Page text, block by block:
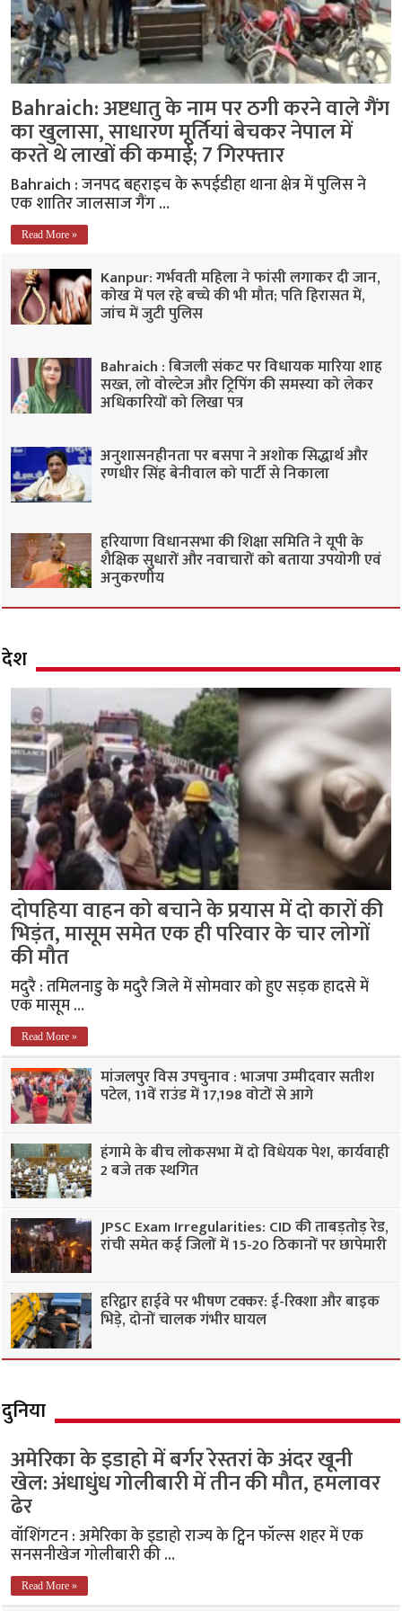
Bahraich: अष्टधातु के नाम पर ठगी करने वाले गैंग
का खुलासा, साधारण मूर्तियां बेचकर नेपाल में
करते थे लाखों की कमाई; 7 गिरफ्तार
Bahraich : जनपद बहराइच के रूपईडीहा थाना क्षेत्र में पुलिस ने
एक शातिर जालसाज गैंग …
Read More »
Kanpur: गर्भवती महिला ने फांसी लगाकर दी जान,
कोख में पल रहे बच्चे की भी मौत; पति हिरासत में,
जांच में जुटी पुलिस
Bahraich : बिजली संकट पर विधायक मारिया शाह
सख्त, लो वोल्टेज और ट्रिपिंग की समस्या को लेकर
अधिकारियों को लिखा पत्र
अनुशासनहीनता पर बसपा ने अशोक सिद्धार्थ और
रणधीर सिंह बेनीवाल को पार्टी से निकाला
हरियाणा विधानसभा की शिक्षा समिति ने यूपी के
शैक्षिक सुधारों और नवाचारों को बताया उपयोगी एवं
अनुकरणीय
देश
दोपहिया वाहन को बचाने के प्रयास में दो कारों की
भिड़ंत, मासूम समेत एक ही परिवार के चार लोगों
की मौत
मदुरै : तमिलनाडु के मदुरै जिले में सोमवार को हुए सड़क हादसे में
एक मासूम …
Read More »
मांजलपुर विस उपचुनाव : भाजपा उम्मीदवार सतीश
पटेल, 11वें राउंड में 17,198 वोटों से आगे
हंगामे के बीच लोकसभा में दो विधेयक पेश, कार्यवाही
2 बजे तक स्थगित
JPSC Exam Irregularities: CID की ताबड़तोड़ रेड,
रांची समेत कई जिलों में 15-20 ठिकानों पर छापेमारी
हरिद्वार हाईवे पर भीषण टक्कर: ई-रिक्शा और बाइक
भिड़े, दोनों चालक गंभीर घायल
दुनिया
अमेरिका के इडाहो में बर्गर रेस्तरां के अंदर खूनी
खेल: अंधाधुंध गोलीबारी में तीन की मौत, हमलावर
ढेर
वॉशिंगटन : अमेरिका के इडाहो राज्य के ट्विन फॉल्स शहर में एक
सनसनीखेज गोलीबारी की …
Read More »